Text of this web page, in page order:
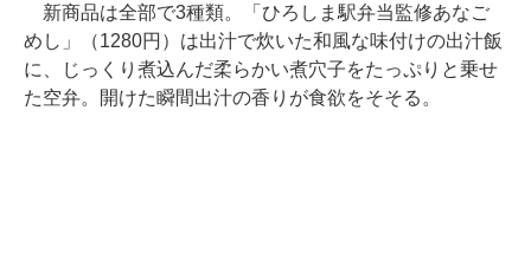
新商品は全部で3種類。「ひろしま駅弁当監修あなご
めし」（1280円）は出汁で炊いた和風な味付けの出汁飯
に、じっくり煮込んだ柔らかい煮穴子をたっぷりと乗せ
た空弁。開けた瞬間出汁の香りが食欲をそそる。